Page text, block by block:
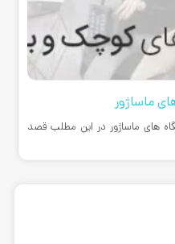
ماساژور
های ماساژور در این مطلب قصد